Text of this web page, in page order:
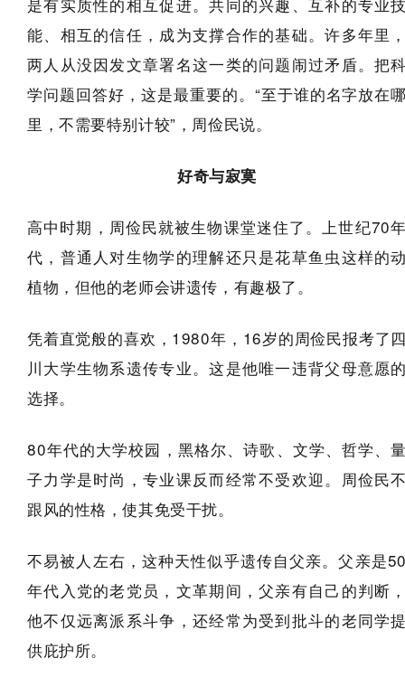
能、相互的信任，成为支撑合作的基础。许多年里
两人从没因发文章署名这一类的问题闹过矛盾。把
学问题回答好，这是最重要的。“至于谁的名字放在
里，不需要特别计较”，周俭民说。
好奇与寂寞
高中时期，周俭民就被生物课堂迷住了。上世纪70
代，普通人对生物学的理解还只是花草鱼虫这样的
植物，但他的老师会讲遗传，有趣极了。
凭着直觉般的喜欢，1980年，16岁的周俭民报考了
川大学生物系遗传专业。这是他唯一违背父母意愿
选择。
80年代的大学校园，黑格尔、诗歌、文学、哲学、
子力学是时尚，专业课反而经常不受欢迎。周俭民
跟风的性格，使其免受干扰。
不易被人左右，这种天性似乎遗传自父亲。父亲是
年代入党的老党员，文革期间，父亲有自己的判断
他不仅远离派系斗争，还经常为受到批斗的老同学
供庇护所。